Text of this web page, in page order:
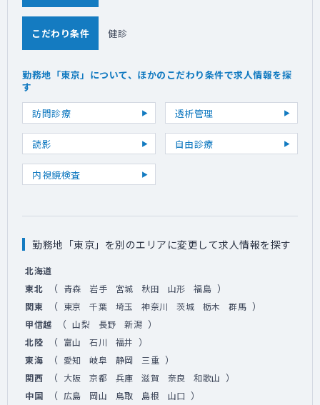
こだわり条件 健診
勤務地「東京」について、ほかのこだわり条件で求人情報を探
す
訪問診療
透析管理
読影 自由診療
内視鏡検査
勤務地「東京」を別のエリアに変更して求人情報を探す
北海道
東北
（ 青森 岩手 宮城 秋田 山形 福島 ）
関東 （ 東京 千葉 埼玉 神奈川 茨城 栃木 群馬 ）
甲信越 （ 山梨 長野 新潟 ）
北陸 （ 富山 石川 福井 ）
東海 （ 愛知 岐阜 静岡 三重 ）
関西 （ 大阪 京都 兵庫 滋賀 奈良 和歌山 ）
中国 （ 広島 岡山 鳥取 島根 山口 ）